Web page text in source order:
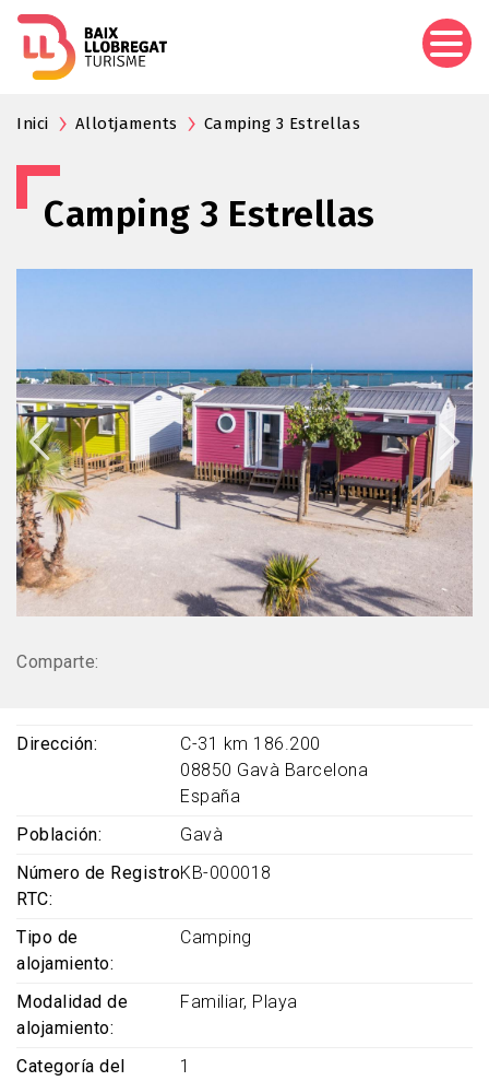
Inici Allotjaments Camping 3 Estrellas
Camping 3 Estrellas
Comparte:
Dirección
C-31 km 186.200
08850 Gavà Barcelona
España
Población
Gavà
Número de Registro
RTC
KB-000018
Tipo de
alojamiento
Camping
Modalidad de
alojamiento
Familiar Playa
Categoría del
1